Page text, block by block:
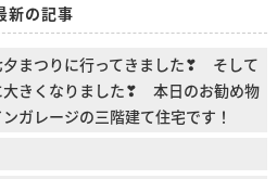
新の記事
夕まつりに行ってきました❣ そして
大きくなりました❣ 本日のお勧め物
ガレージの三階建て住宅です！